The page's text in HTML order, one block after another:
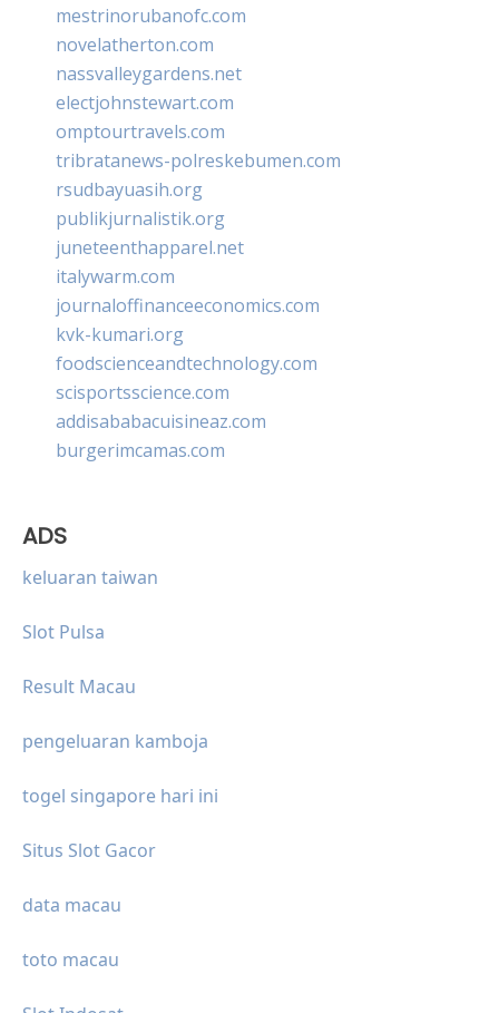
mestrinorubanofc.com
novelatherton.com
nassvalleygardens.net
electjohnstewart.com
omptourtravels.com
tribratanews-polreskebumen.com
rsudbayuasih.org
publikjurnalistik.org
juneteenthapparel.net
italywarm.com
journaloffinanceeconomics.com
kvk-kumari.org
foodscienceandtechnology.com
scisportsscience.com
addisababacuisineaz.com
burgerimcamas.com
ADS
keluaran taiwan
Slot Pulsa
Result Macau
pengeluaran kamboja
togel singapore hari ini
Situs Slot Gacor
data macau
toto macau